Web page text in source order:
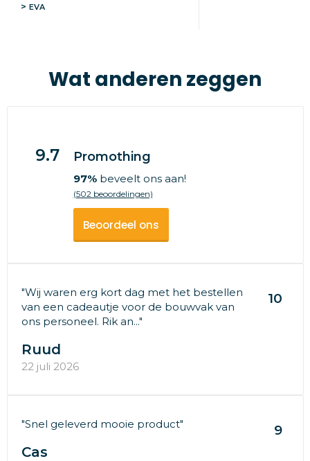
EVA
Wat anderen zeggen
9.7 Promothing
97%beveelt ons aan!
(502 beoordelingen)
Beoordeel ons
"Wij waren erg kort dag met het bestellen
van een cadeautje voor de bouwvak van
ons personeel. Rik an..."
10
Ruud
22 juli 2026
"Snel geleverd mooie product" 9
Cas